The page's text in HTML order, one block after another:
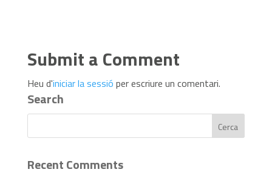
Submit a Comment
Heu d'iniciar la sessió per escriure un comentari.
Search
Recent Comments